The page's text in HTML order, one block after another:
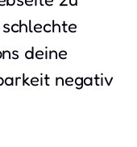
deine
negativ